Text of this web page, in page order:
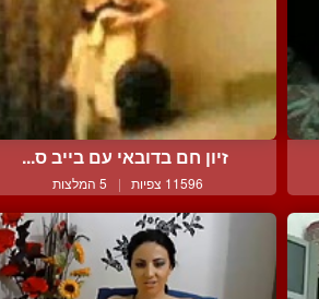
זיון חם בדובאי עם בייב ס...
11596 צפיות | 5 המלצות